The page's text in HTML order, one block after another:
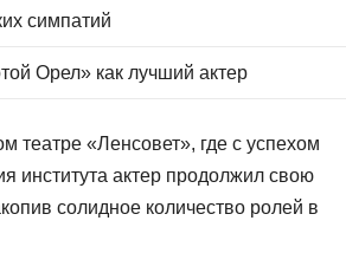
симпатий
Орел» как лучший актер
театре «Ленсовет», где с успехом
института актер продолжил свою
солидное количество ролей в